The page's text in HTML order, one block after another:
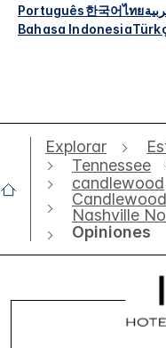
Português한국어ไทย
Bahasa Indonesia
Explorar
Tennessee
candlewood
Nashville
Opiniones